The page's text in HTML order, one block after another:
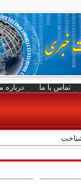
تماس با ما درباره